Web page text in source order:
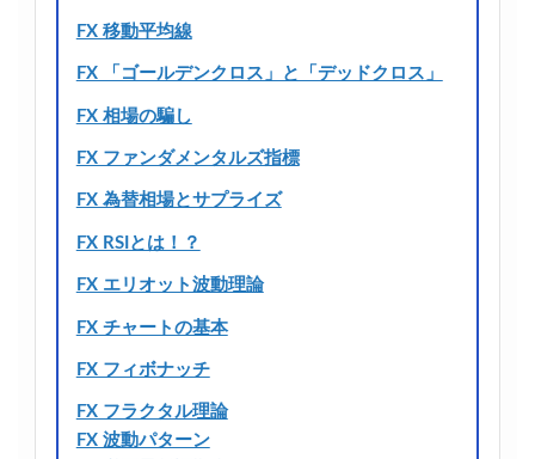
FX 移動平均線
FX 「ゴールデンクロス」と「デッドクロス」
FX 相場の騙し
FX ファンダメンタルズ指標
FX 為替相場とサプライズ
FX RSIとは！？
FX エリオット波動理論
FX チャートの基本
FX フィボナッチ
FX フラクタル理論
FX 波動パターン